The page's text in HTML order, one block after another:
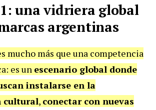
una vidriera global
argentinas
mucho más que una competencia
es un escenario global donde
instalarse en la
cultural, conectar con nuevas